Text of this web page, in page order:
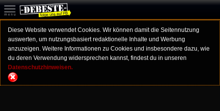
Diese Website verwendet Cookies. Wir können damit die Seitennutzung
auswerten, um nutzungsbasiert redaktionelle Inhalte und Werbung
anzuzeigen. Weitere Informationen zu Cookies und insbesondere dazu, wie
du deren Verwendung widersprechen kannst, findest du in unseren
Datenschutzhinweisen.